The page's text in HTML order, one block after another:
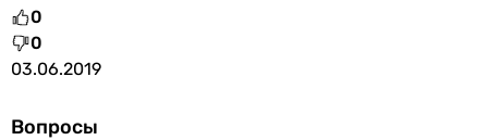
0
0
03.06.2019
Вопросы